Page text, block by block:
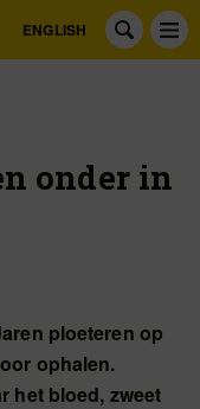
ENGLISH
onder in
ploeteren op
ophalen.
het bloed, zweet